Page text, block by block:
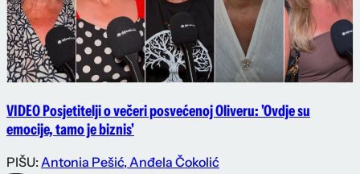
VIDEO Posjetitelji o večeri posvećenoj Oliveru: 'Ovdje su
emocije, tamo je biznis'
PIŠU: Antonia Pešić, Anđela Čokolić